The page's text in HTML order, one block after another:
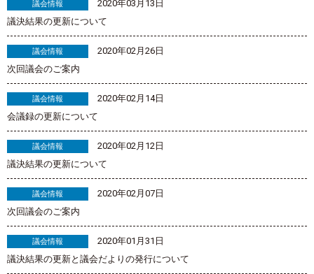
議会情報
2020年03月13日
議決結果の更新について
議会情報
2020年02月26日
次回議会のご案内
議会情報
2020年02月14日
会議録の更新について
議会情報
2020年02月12日
議決結果の更新について
議会情報
2020年02月07日
次回議会のご案内
議会情報
2020年01月31日
議決結果の更新と議会だよりの発行について